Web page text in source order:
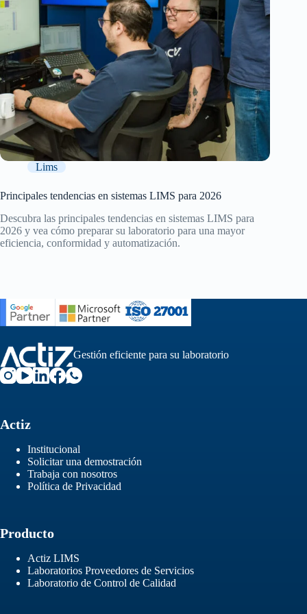
Lims‎‎
Principales tendencias en sistemas LIMS para 2026
Descubra las principales tendencias en sistemas LIMS para
2026 y vea cómo preparar su laboratorio para una mayor
eficiencia, conformidad y automatización.
Gestión eficiente para su laboratorio
Actiz
Institucional
Solicitar una demostración
Trabaja con nosotros
Política de Privacidad
Producto
Actiz LIMS
Laboratorios Proveedores de Servicios
Laboratorio de Control de Calidad